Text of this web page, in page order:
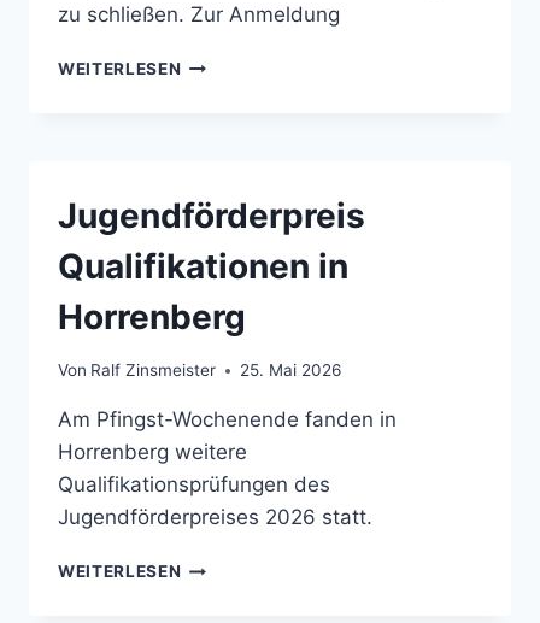
zu schließen. Zur Anmeldung
WEITERLESEN INFORMATIONEN
Jugendförderpreis
Qualifikationen in
Horrenberg
Von Ralf Zinsmeister 25. Mai 2026
Am Pfingst-Wochenende fanden in
Horrenberg weitere
Qualifikationsprüfungen des
Jugendförderpreises 2026 statt.
WEITERLESEN JUGENDFÖRDERPREIS